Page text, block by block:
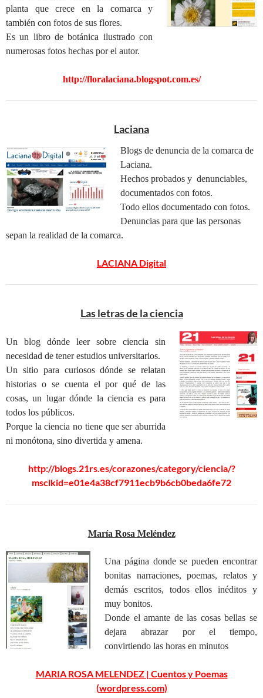
planta que crece en la comarca y
también con fotos de sus flores.
Es un libro de botánica ilustrado con
numerosas fotos hechas por el autor.
http://floralaciana.blogspot.com.es/
Laciana
Blogs de denuncia de la comarca de
Laciana.
Hechos probados y denunciables,
documentados con fotos.
Todo ellos documentado con fotos.
Denuncias para que las personas
sepan la realidad de la comarca.
LACIANA Digital
Las letras de la ciencia
Un blog dónde leer sobre ciencia sin
necesidad de tener estudios universitarios.
Un sitio para curiosos dónde se relatan
historias o se cuenta el por qué de las
cosas, un lugar dónde la ciencia es para
todos los públicos.
Porque la ciencia no tiene que ser aburrida
ni monótona, sino divertida y amena.
http://blogs.21rs.es/corazones/category/ciencia/?
msclkid=e01e4a38cf7911ecb9b6cb0beda6fe72
María Rosa Meléndez
Una página donde se pueden encontrar
bonitas narraciones, poemas, relatos y
demás escritos, todos ellos inéditos y
muy bonitos.
Donde el amante de las cosas bellas se
dejara abrazar por el tiempo,
convirtiendo las horas en minutos
MARIA ROSA MELENDEZ | Cuentos y Poemas
(wordpress.com)